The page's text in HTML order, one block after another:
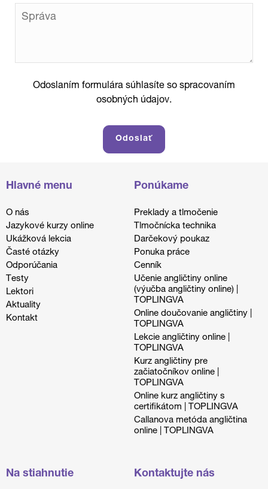
Odoslaním formulára súhlasíte so spracovaním
osobných údajov.
Hlavné menu
O nás
Jazykové kurzy online
Ukážková lekcia
Časté otázky
Odporúčania
Testy
Lektori
Aktuality
Kontakt
Ponúkame
Preklady a tlmočenie
Tlmočnícka technika
Darčekový poukaz
Ponuka práce
Cenník
Učenie angličtiny online
(výučba angličtiny online) |
TOPLINGVA
Online doučovanie angličtiny |
TOPLINGVA
Lekcie angličtiny online |
TOPLINGVA
Kurz angličtiny pre
začiatočníkov online |
TOPLINGVA
Online kurz angličtiny s
certifikátom | TOPLINGVA
Callanova metóda angličtina
online | TOPLINGVA
Na stiahnutie Kontaktujte nás